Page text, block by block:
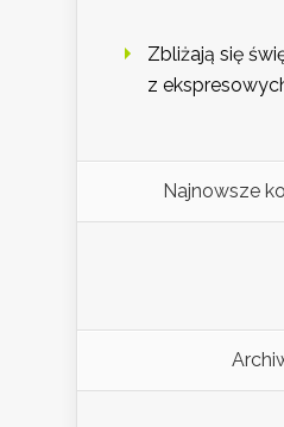
Zbliżają się
z
Najnowsze